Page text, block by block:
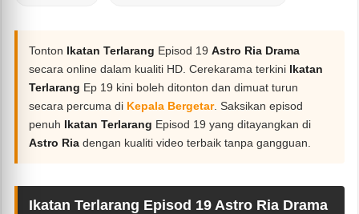
Tonton Ikatan Terlarang Episod 19Astro Ria Drama
secara online dalam kualiti HD. Cerekarama terkini Ikatan
Terlarang Ep 19 kini boleh ditonton dan dimuat turun
secara percuma di Kepala Bergetar. Saksikan episod
penuh Ikatan Terlarang Episod 19 yang ditayangkan di
Astro Ria dengan kualiti video terbaik tanpa gangguan.
Ikatan Terlarang Episod 19 Astro Ria Drama